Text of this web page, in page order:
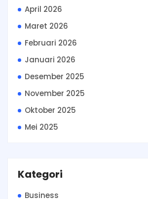
April 2026
Maret 2026
Februari 2026
Januari 2026
Desember 2025
November 2025
Oktober 2025
Mei 2025
Kategori
Business